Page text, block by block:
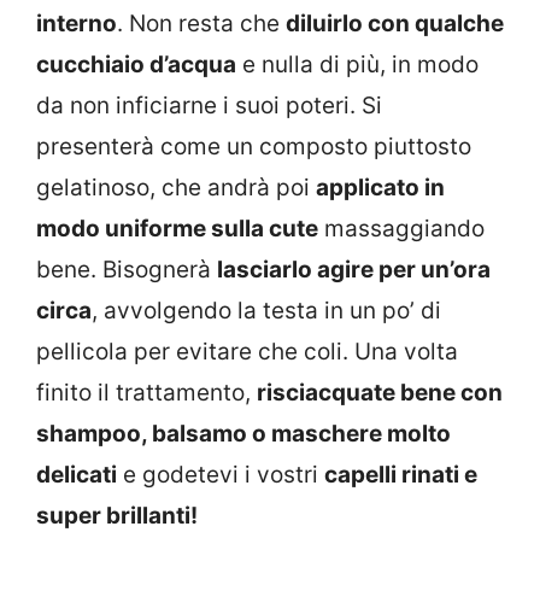
interno. Non resta che diluirlo con qualche
cucchiaio d’acqua e nulla di più, in modo
da non inficiarne i suoi poteri. Si
presenterà come un composto piuttosto
gelatinoso, che andrà poi applicato in
modo uniforme sulla cute massaggiando
bene. Bisognerà lasciarlo agire per un’ora
circa, avvolgendo la testa in un po’ di
pellicola per evitare che coli. Una volta
finito il trattamento, risciacquate bene con
shampoo, balsamo o maschere molto
delicati e godetevi i vostri capelli rinati e
super brillanti!